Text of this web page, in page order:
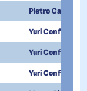
Pietro
Yuri Confortola
Yuri Confortola
Yuri Confortola